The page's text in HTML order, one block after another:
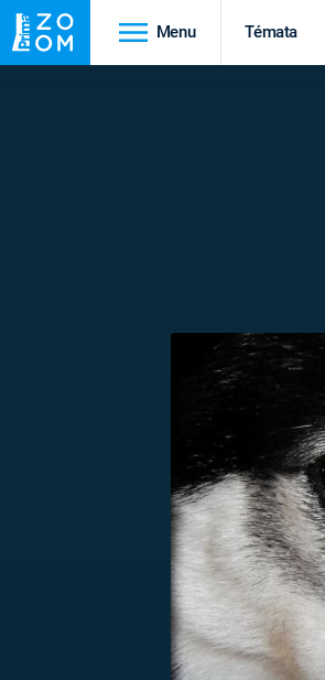
Menu Témata
světová válka
PRVNÍ SVĚTOVÁ